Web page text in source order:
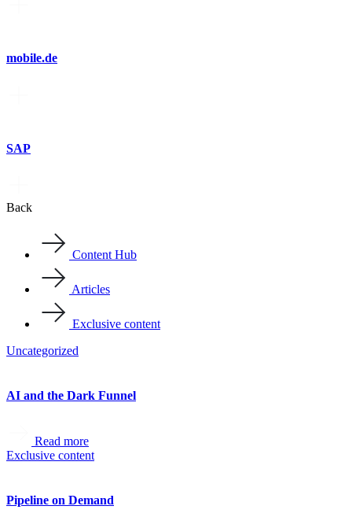
mobile.de
SAP
Back
Content Hub
Articles
Exclusive content
Uncategorized
AI and the Dark Funnel
Read more
Exclusive content
Pipeline on Demand